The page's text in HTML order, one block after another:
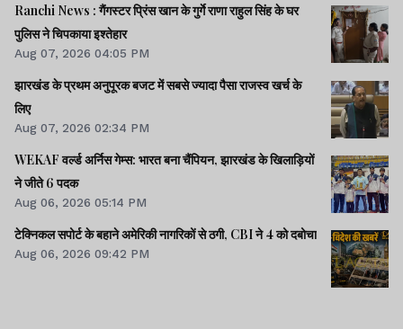
Ranchi News : गैंगस्टर प्रिंस खान के गुर्गे राणा राहुल सिंह के घर
पुलिस ने चिपकाया इश्तेहार
Aug 07, 2026 04:05 PM
झारखंड के प्रथम अनुपूरक बजट में सबसे ज्यादा पैसा राजस्व खर्च के
लिए
Aug 07, 2026 02:34 PM
WEKAF वर्ल्ड अर्निस गेम्स: भारत बना चैंपियन, झारखंड के खिलाड़ियों
ने जीते 6 पदक
Aug 06, 2026 05:14 PM
टेक्निकल सपोर्ट के बहाने अमेरिकी नागरिकों से ठगी, CBI ने 4 को दबोचा
Aug 06, 2026 09:42 PM